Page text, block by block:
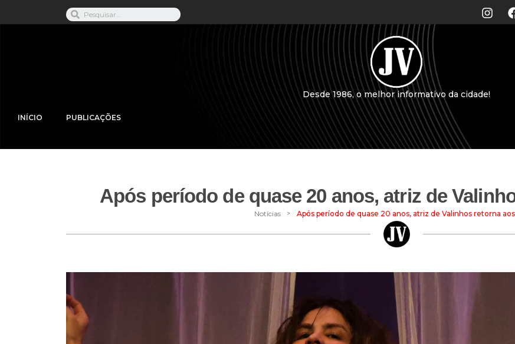
Desde 1986, o melhor informativo da cidade!
INÍCIO PUBLICAÇÕES
Após período de quase 20 anos, atriz de
Notícias > Após período de quase 20 anos, atriz de Valinhos retorna